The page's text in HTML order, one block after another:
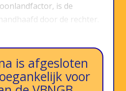
is de
door de rechter.
is afgesloten
voor